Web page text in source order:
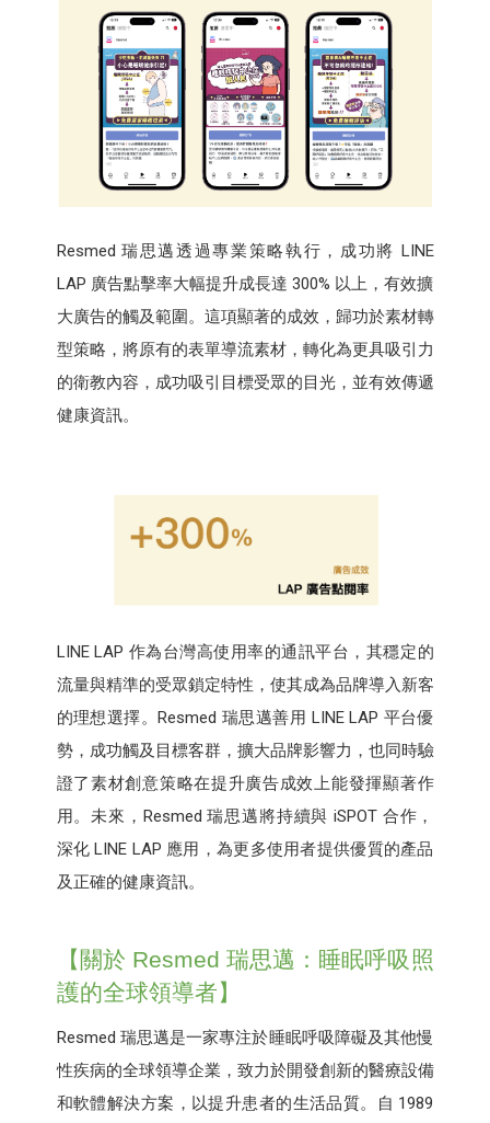
Resmed 瑞思邁透過專業策略執行，成功將 LINE
LAP 廣告點擊率大幅提升成長達 300% 以上，有效擴
大廣告的觸及範圍。這項顯著的成效，歸功於素材轉
型策略，將原有的表單導流素材，轉化為更具吸引力
的衛教內容，成功吸引目標受眾的目光，並有效傳遞
健康資訊。
LINE LAP 作為台灣高使用率的通訊平台，其穩定的
流量與精準的受眾鎖定特性，使其成為品牌導入新客
的理想選擇。Resmed 瑞思邁善用 LINE LAP 平台優
勢，成功觸及目標客群，擴大品牌影響力，也同時驗
證了素材創意策略在提升廣告成效上能發揮顯著作
用。未來，Resmed 瑞思邁將持續與 iSPOT 合作，
深化 LINE LAP 應用，為更多使用者提供優質的產品
及正確的健康資訊。
【關於 Resmed 瑞思邁：睡眠呼吸照
護的全球領導者】
Resmed 瑞思邁是一家專注於睡眠呼吸障礙及其他慢
性疾病的全球領導企業，致力於開發創新的醫療設備
和軟體解決方案，以提升患者的生活品質。自 1989